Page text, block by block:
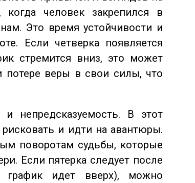
человек закрепился в
Это время устойчивости и
Если четверка появляется
стремится вниз, это может
потере веры в свои силы, что
непредсказуемость. В этот
и идти на авантюры.
поворотам судьбы, которые
Если пятерка следует после
график идет вверх), можно